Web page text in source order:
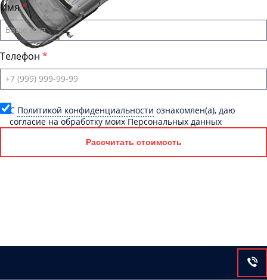
Имя
Телефон
C Политикой конфиденциальности ознакомлен(а), даю
согласие на обработку моих Персональных данных
Рассчитать стоимость